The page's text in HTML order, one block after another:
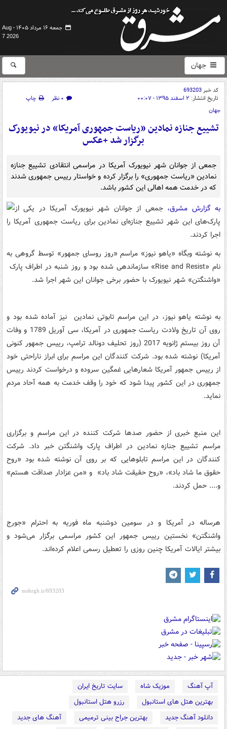
جمعه ۱۶ مرداد ۱۴۰۵ -
Aug
7 2026
جهان
کد خبر693203
تاریخ انتشار: ۲ اسفند ۱۳۹۵ - ۰۰:۰۷ ۰ نظر
چاپ
جهان
تشییع جنازه نمادین «ریاست جمهوری آمریکا» در نیویورک
برگزار شد +عکس
جمعی از جوانان شهر نیویورک آمریکا در مراسمی انتقادی تشییع جنازه
نمادین «ریاست جمهوری» را برگزار کرده و خواستار رییس جمهوری شدند
که در خدمت همه اهالی این کشور باشد.
به گزارش مشرق، جمعی از جوانان شهر نیویورک آمریکا در یکی از
پارک‌های این شهر تشییع جنازه‌ای نمادین برای ریاست جمهوری آمریکا را
اجرا کردند.
به نوشته وبگاه «یاهو نیوز» مراسم «روز روسای جمهور» توسط گروهی به
نام «Rise and Resist» سازماندهی شده بود و روز شنبه در اطراف پارک
«واشنگتن» شهر نیویورک با حضور برخی جوانان این شهر اجرا شد.
به نوشته یاهو نیوز، در این مراسم تابوتی نمادین نیز آماده شده بود و
روی آن تاریخ ولادت ریاست جمهوری در آمریکا، سی آوریل 1789 و وفات
آن روز بیستم ژانویه 2017 (روز تحلیف دونالد ترامپ، رییس جمهور کنونی
آمریکا) نوشته شده بود. شرکت کنندگان این مراسم برای ابراز ناراحتی خود
از رییس جمهور آمریکا شعارهایی غمگین سروده و درخواست کردند رییس
جمهوری در این کشور پیدا شود که خود را وقف خدمت به همه آحاد مردم
نماید.
این منبع خبری از حضور صدها شرکت کننده در این مراسم و برگزاری
مراسم تشییع جنازه نمادین در اطراف پارک واشنگتن خبر داد. شرکت
کنندگان در این مراسم تابلوهایی که بر روی آن نوشته شده بود «روح
حقوق ما شاد باد»، «روح حقیقت شاد باد» و «من عزادار صداقت هستم»
و.... حمل کردند.
هرساله در آمریکا و در سومین دوشنبه ماه فوریه به احترام «جورج
واشنگتن» نخستین رییس جمهور این کشور مراسمی برگزار می‌شود و
بیشتر ایالات آمریکا چنین روزی را تعطیل رسمی اعلام کرده‌اند.
آپ آهنگ موزیک شاه
سایت تاریخ ایران
بهترین هتل های استانبول
رزرو هتل استانبول
دانلود آهنگ جدید
بهترین جراح بینی ترمیمی
آهنگ های جدید